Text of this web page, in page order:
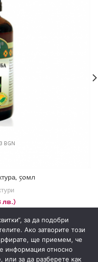
BGN
50мл
лв.)
за да подобри
Ако затворите този
ще приемем, че
информация относно
или за да разберете как